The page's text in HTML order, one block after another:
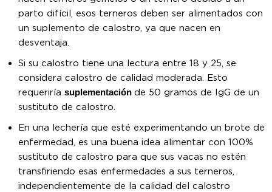
parto difícil, esos terneros deben ser alimentados con
un suplemento de calostro, ya que nacen en
desventaja.
Si su calostro tiene una lectura entre 18 y 25, se
considera calostro de calidad moderada. Esto
requeriría suplementación de 50 gramos de IgG de un
sustituto de calostro.
En una lechería que esté experimentando un brote de
enfermedad, es una buena idea alimentar con 100%
sustituto de calostro para que sus vacas no estén
transfiriendo esas enfermedades a sus terneros,
independientemente de la calidad del calostro